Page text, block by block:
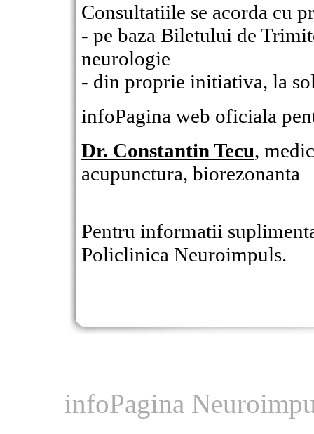
Consultatiile se acorda cu
- pe baza Biletului de
neurologie
- din proprie initiativa, la
infoPagina web oficiala
Dr. Constantin Tecu,
acupunctura, biorezonanta
Pentru informatii
Policlinica Neuroimpuls.
infoPagina